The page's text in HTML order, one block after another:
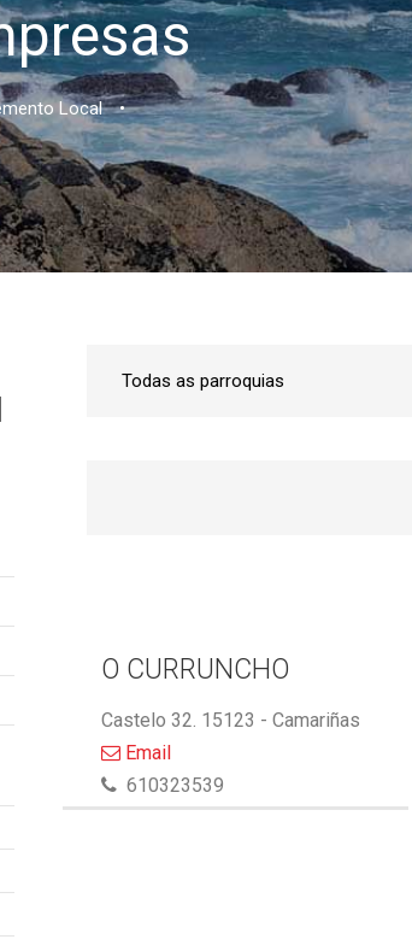
Local •
O CURRUNCHO
Castelo 32. 15123 - Camariñas
Email
610323539